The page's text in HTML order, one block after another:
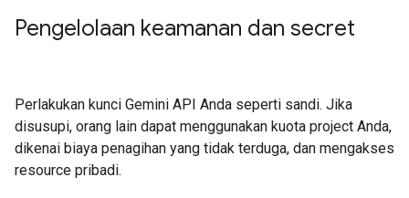
Pengelolaan keamanan dan secret
Perlakukan kunci Gemini API Anda seperti sandi. Jika
disusupi, orang lain dapat menggunakan kuota project Anda,
dikenai biaya penagihan yang tidak terduga, dan mengakses
resource pribadi.